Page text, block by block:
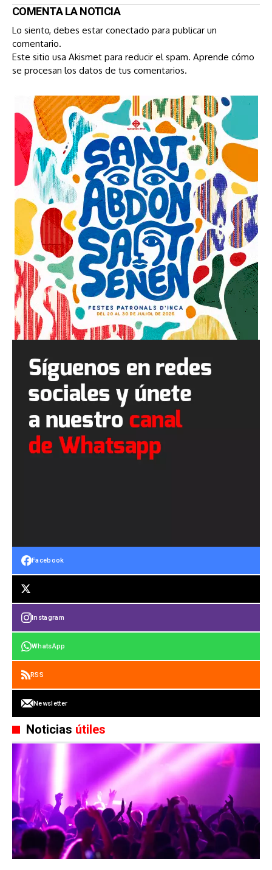
COMENTA LA NOTICIA
Lo siento, debes estar conectado para publicar un
comentario.
Este sitio usa Akismet para reducir el spam. Aprende cómo
se procesan los datos de tus comentarios.
Facebook
Instagram
WhatsApp
RSS
Newsletter
Noticias útiles